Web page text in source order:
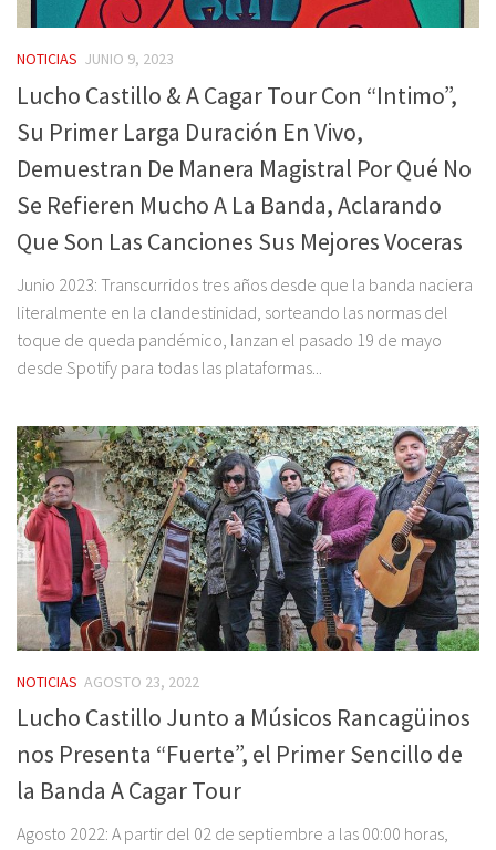
NOTICIAS JUNIO 9, 2023
Lucho Castillo & A Cagar Tour Con “Intimo”,
Su Primer Larga Duración En Vivo,
Demuestran De Manera Magistral Por Qué No
Se Refieren Mucho A La Banda, Aclarando
Que Son Las Canciones Sus Mejores Voceras
Junio 2023: Transcurridos tres años desde que la banda naciera
literalmente en la clandestinidad, sorteando las normas del
toque de queda pandémico, lanzan el pasado 19 de mayo
desde Spotify para todas las plataformas...
NOTICIAS AGOSTO 23, 2022
Lucho Castillo Junto a Músicos Rancagüinos
nos Presenta “Fuerte”, el Primer Sencillo de
la Banda A Cagar Tour
Agosto 2022: A partir del 02 de septiembre a las 00:00 horas,